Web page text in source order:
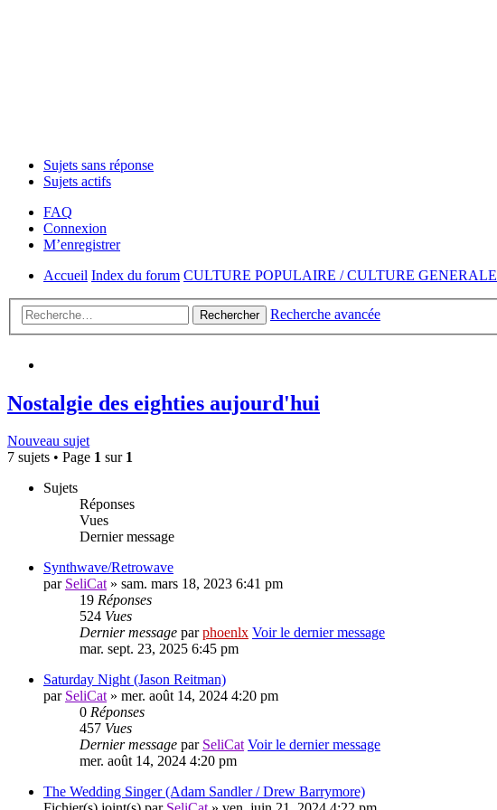
Sujets sans réponse
Sujets actifs
FAQ
Connexion
M’enregistrer
Accueil Index du forum CULTURE POPULAIRE / CULTURE GENERALE
Rechercher Recherche avancée
Nostalgie des eighties aujourd'hui
Nouveau sujet
7 sujets • Page 1 sur 1
Sujets
Réponses
Vues
Dernier message
Synthwave/Retrowave
par SeliCat» sam. mars 18, 2023 6:41 pm
19 Réponses
524 Vues
Dernier message parphoenlx Voir le dernier message
mar. sept. 23, 2025 6:45 pm
Saturday Night (Jason Reitman)
par SeliCat» mer. août 14, 2024 4:20 pm
0 Réponses
457 Vues
Dernier message par SeliCat Voir le dernier message
mer. août 14, 2024 4:20 pm
The Wedding Singer (Adam Sandler / Drew Barrymore)